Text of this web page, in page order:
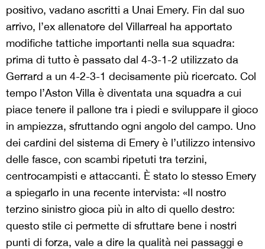
positivo, vadano ascritti a Unai Emery. Fin dal suo
arrivo, l’ex allenatore del Villarreal ha apportato
modifiche tattiche importanti nella sua squadra:
prima di tutto è passato dal 4-3-1-2 utilizzato da
Gerrard a un 4-2-3-1 decisamente più ricercato. Col
tempo l’Aston Villa è diventata una squadra a cui
piace tenere il pallone tra i piedi e sviluppare il gioco
in ampiezza, sfruttando ogni angolo del campo. Uno
dei cardini del sistema di Emery è l’utilizzo intensivo
delle fasce, con scambi ripetuti tra terzini,
centrocampisti e attaccanti. È stato lo stesso Emery
a spiegarlo in una recente intervista: «Il nostro
terzino sinistro gioca più in alto di quello destro:
questo stile ci permette di sfruttare bene i nostri
punti di forza, vale a dire la qualità nei passaggi e